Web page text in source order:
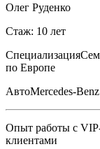
Олег Руденко
Стаж: 10 лет
Специализация
по Европе
АвтоMercedes-
Опыт работы с
клиентами